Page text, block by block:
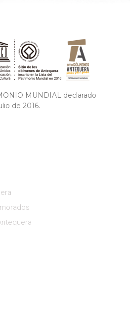
MUNDIAL declarado
de 2016.